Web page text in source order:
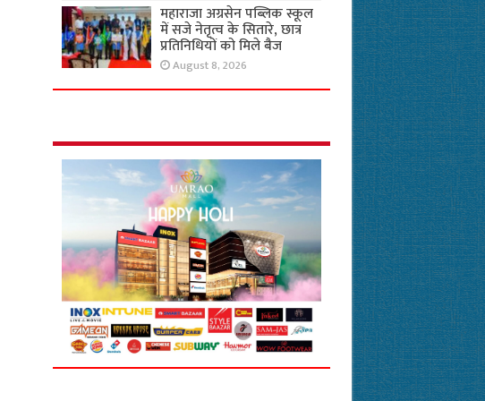
महाराजा अग्रसेन पब्लिक स्कूल
में सजे नेतृत्व के सितारे, छात्र
प्रतिनिधियों को मिले बैज
August 8, 2026